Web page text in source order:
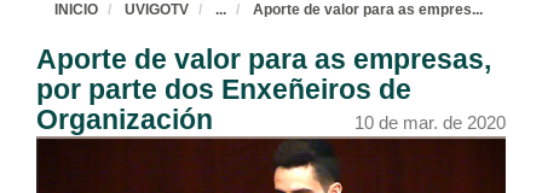
INICIO UVIGOTV ... Aporte de valor para as empres...
Aporte de valor para as empresas,
por parte dos Enxeñeiros de
Organización
10 de mar. de 2020